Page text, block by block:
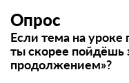
Опрос
Если тема на уроке
ты скорее пойдёшь
продолжением»?